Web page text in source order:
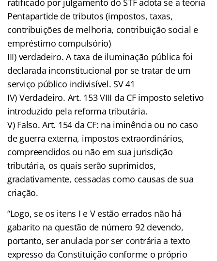
Pentapartide de tributos (impostos, taxas,
contribuições de melhoria, contribuição social e
empréstimo compulsório)
III) verdadeiro. A taxa de iluminação pública foi
declarada inconstitucional por se tratar de um
serviço público indivisível. SV 41
IV) Verdadeiro. Art. 153 VIII da CF imposto seletivo
introduzido pela reforma tributária.
V) Falso. Art. 154 da CF: na iminência ou no caso
de guerra externa, impostos extraordinários,
compreendidos ou não em sua jurisdição
tributária, os quais serão suprimidos,
gradativamente, cessadas como causas de sua
criação.
“Logo, se os itens I e V estão errados não há
gabarito na questão de número 92 devendo,
portanto, ser anulada por ser contrária a texto
expresso da Constituição conforme o próprio